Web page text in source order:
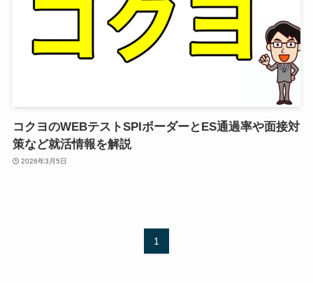
コクヨのWEBテストSPIボーダーとES通過率や面接対
策など就活情報を解説
2026年3月5日
1